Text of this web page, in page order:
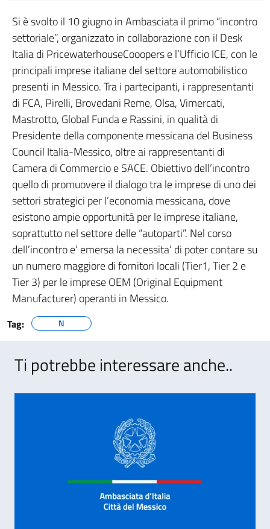
Si è svolto il 10 giugno in Ambasciata il primo “incontro
settoriale”, organizzato in collaborazione con il Desk
Italia di PricewaterhouseCooopers e l’Ufficio ICE, con le
principali imprese italiane del settore automobilistico
presenti in Messico. Tra i partecipanti, i rappresentanti
di FCA, Pirelli, Brovedani Reme, Olsa, Vimercati,
Mastrotto, Global Funda e Rassini, in qualità di
Presidente della componente messicana del Business
Council Italia-Messico, oltre ai rappresentanti di
Camera di Commercio e SACE. Obiettivo dell’incontro
quello di promuovere il dialogo tra le imprese di uno dei
settori strategici per l’economia messicana, dove
esistono ampie opportunità per le imprese italiane,
soprattutto nel settore delle “autoparti”. Nel corso
dell’incontro e’ emersa la necessita’ di poter contare su
un numero maggiore di fornitori locali (Tier1, Tier 2 e
Tier 3) per le imprese OEM (Original Equipment
Manufacturer) operanti in Messico.
Tag: N
Ti potrebbe interessare anche..